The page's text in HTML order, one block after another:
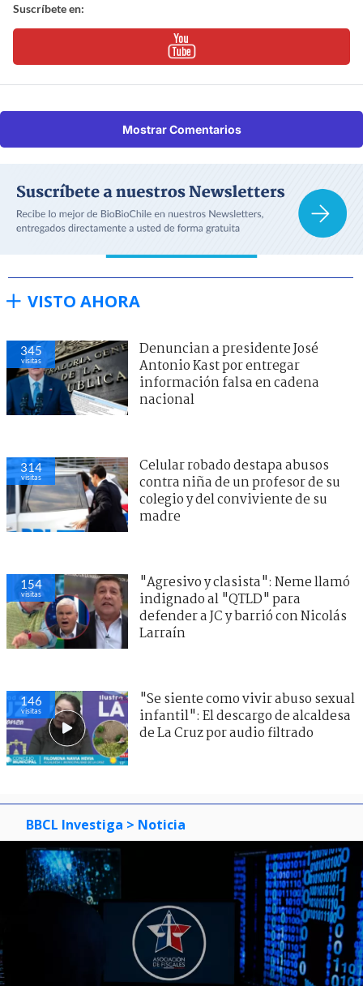
Suscríbete en:
Mostrar Comentarios
VISTO AHORA
345
visitas
Denuncian a presidente José
Antonio Kast por entregar
información falsa en cadena
nacional
314
visitas
Celular robado destapa abusos
contra niña de un profesor de su
colegio y del conviviente de su
madre
154
visitas
"Agresivo y clasista": Neme llamó
indignado al "QTLD" para
defender a JC y barrió con Nicolás
Larraín
146
visitas
"Se siente como vivir abuso sexual
infantil": El descargo de alcaldesa
de La Cruz por audio filtrado
BBCL Investiga > Noticia